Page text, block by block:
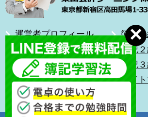
運営者プロフィール
合格体験記
無料メール講座
前を向いて歩こう
キッズ簿記
簿記
簿記
簿記
サイ